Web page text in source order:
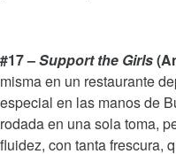
#17 –Support the Girls
misma en un restaurante
especial en las manos de
rodada en una sola toma,
fluidez, con tanta frescura,